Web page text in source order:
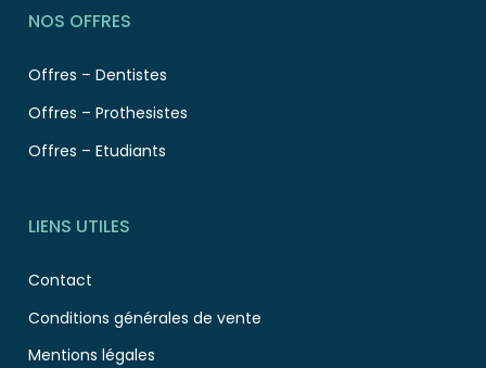
NOS OFFRES
Offres – Dentistes
Offres – Prothesistes
Offres – Etudiants
LIENS UTILES
Contact
Conditions générales de vente
Mentions légales